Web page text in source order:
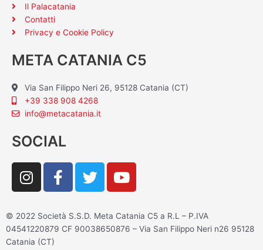
Il Palacatania
Contatti
Privacy e Cookie Policy
META CATANIA C5
Via San Filippo Neri 26, 95128 Catania (CT)
+39 338 908 4268
info@metacatania.it
SOCIAL
I
n
t
a
g
F
a
e
b
T
w
t
t
Y
o
t
u
© 2022 Società S.S.D. Meta Catania C5 a R.L – P.IVA
04541220879 CF 90038650876 – Via San Filippo Neri n26 95128
Catania (CT)